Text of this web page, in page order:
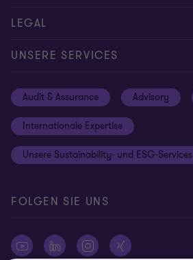
Experten
Hinweisgebersystem
Login
Über uns
Karriere
Newsletter Anmeldung
LEGAL
Impressum
Informationspflichten DS-GVO
Rechtliche Hinweise
Cookie-Einstellungen
UNSERE SERVICES
Audit & Assurance Advisory
Internationale Expertise
Unsere Sustainability- und ESG-Services
FOLGEN SIE UNS